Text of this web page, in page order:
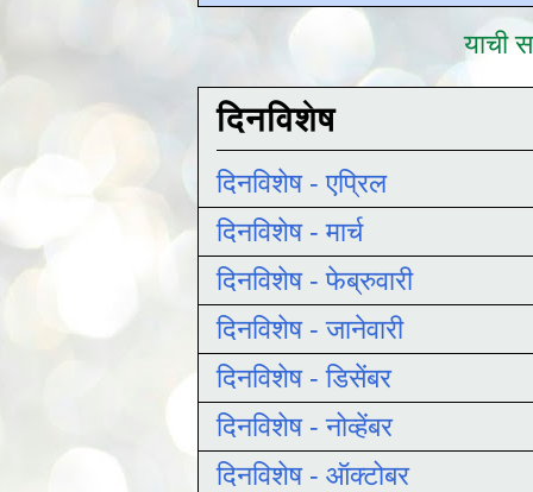
याची
दिनविशेष
दिनविशेष - एप्रिल
दिनविशेष - मार्च
दिनविशेष - फेब्रुवारी
दिनविशेष - जानेवारी
दिनविशेष - डिसेंबर
दिनविशेष - नोव्हेंबर
दिनविशेष - ऑक्टोबर